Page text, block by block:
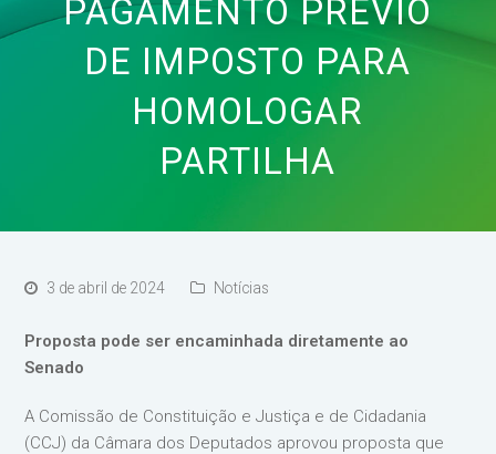
PAGAMENTO PRÉVIO
DE IMPOSTO PARA
HOMOLOGAR
PARTILHA
3 de abril de 2024 Notícias
Proposta pode ser encaminhada diretamente ao
Senado
A Comissão de Constituição e Justiça e de Cidadania
(CCJ) da Câmara dos Deputados aprovou proposta que